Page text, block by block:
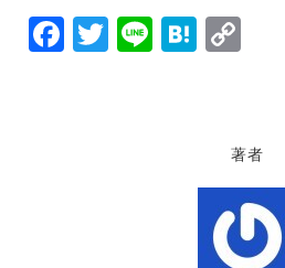
F
T
Li H
y
Li
n
k
著者